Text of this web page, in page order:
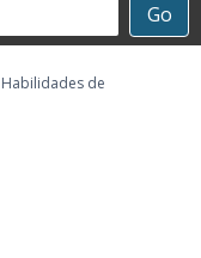
Go
Habilidades de